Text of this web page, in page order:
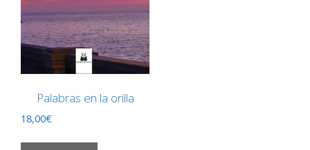
Palabras en la orilla
18,00€